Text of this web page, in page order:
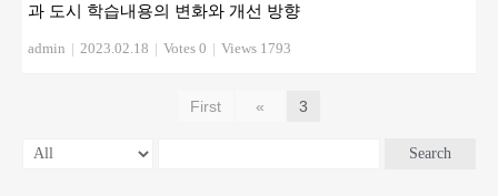
과 도시 학습내용의 변화와 개선 방향
admin | 2023.02.18 | Votes 0 | Views 1793
First « 3
Search